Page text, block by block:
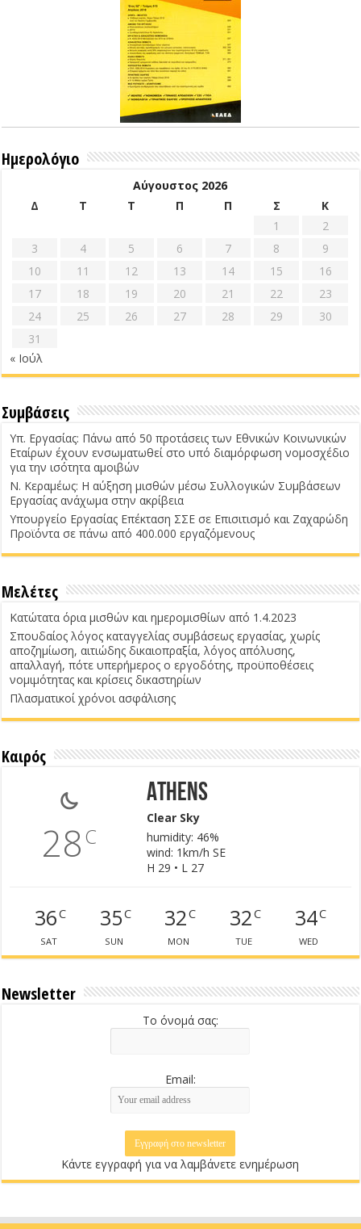
Ημερολόγιο
Αύγουστος 2026
Δ
Τ Τ Π Π Σ
Κ
1
2
3
4 5 6 7 8
9
10
11 12 13 14 15
16
17
18 19 20 21 22
23
24
25 26 27 28 29
30
31
« Ιούλ
Συμβάσεις
Υπ. Εργασίας: Πάνω από 50 προτάσεις των Εθνικών Κοινωνικών
Εταίρων έχουν ενσωματωθεί στο υπό διαμόρφωση νομοσχέδιο
για την ισότητα αμοιβών
Ν. Κεραμέως: Η αύξηση μισθών μέσω Συλλογικών Συμβάσεων
Εργασίας ανάχωμα στην ακρίβεια
Υπουργείο Εργασίας Επέκταση ΣΣΕ σε Επισιτισμό και Ζαχαρώδη
Προϊόντα σε πάνω από 400.000 εργαζόμενους
Μελέτες
Κατώτατα όρια μισθών και ημερομισθίων από 1.4.2023
Σπουδαίος λόγος καταγγελίας συμβάσεως εργασίας, χωρίς
αποζημίωση, αιτιώδης δικαιοπραξία, λόγος απόλυσης,
απαλλαγή, πότε υπερήμερος ο εργοδότης, προϋποθέσεις
νομιμότητας και κρίσεις δικαστηρίων
Πλασματικοί χρόνοι ασφάλισης
Καιρός
28C
Athens
Clear Sky
humidity: 46%
wind: 1km/h SE
H 29 • L 27
36C
SAT
35C
SUN
32C
MON
32C
TUE
34C
WED
Newsletter
Το όνομά σας:
Email:
Κάντε εγγραφή για να λαμβάνετε ενημέρωση